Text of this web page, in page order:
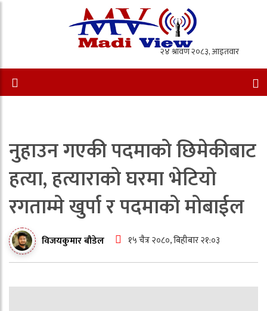
नुहाउन गएकी पदमाको छिमेकीबाट
हत्या, हत्याराको घरमा भेटियो
रगताम्मे खुर्पा र पदमाको मोबाईल
विजयकुमार बौडेल १५ चैत्र २०८०, बिहीबार २१:०३